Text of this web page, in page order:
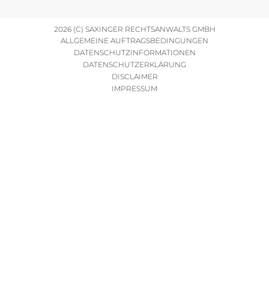
2026 (C) SAXINGER RECHTSANWALTS GMBH
ALLGEMEINE AUFTRAGSBEDINGUNGEN
DATENSCHUTZINFORMATIONEN
DATENSCHUTZERKLÄRUNG
DISCLAIMER
IMPRESSUM